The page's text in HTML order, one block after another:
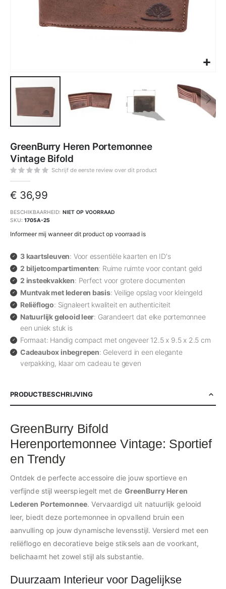
het
begin
van
de
afbeeldingen-
gallerij
GreenBurry Heren Portemonnee
Vintage Bifold
Schrijf de eerste review over dit product
€ 36,99
BESCHIKBAARHEID: NIET OP VOORRAAD
SKU 1705A-25
Informeer mij wanneer dit product op voorraad is
3 kaartsleuven: Voor essentiële kaarten en ID's
2 biljetcompartimenten: Ruime ruimte voor contant geld
2 insteekvakken: Perfect voor grotere documenten
Muntvak met lederen basis: Veilige opslag voor kleingeld
Reliëflogo: Signaleert kwaliteit en authenticiteit
Natuurlijk gelooid leer: Garandeert dat elke portemonnee
een uniek stuk is
Formaat: Handig compact met ongeveer 12.5 x 9.5 x 2.5 cm
Cadeaubox inbegrepen: Geleverd in een elegante
verpakking, klaar om cadeau te geven
PRODUCTBESCHRIJVING
GreenBurry Bifold
Herenportemonnee Vintage: Sportief
en Trendy
Ontdek de perfecte accessoire die jouw sportieve en
verfijnde stijl weerspiegelt met de GreenBurry Heren
Lederen Portemonnee. Vervaardigd uit natuurlijk gelooid
leer, biedt deze portemonnee in opvallend bruin een
aanvulling op jouw dynamische levensstijl. Versierd met een
reliëflogo en decoratieve beige stiksels aan de voorkant,
belichaamt het zowel stijl als substantie.
Duurzaam Interieur voor Dagelijkse